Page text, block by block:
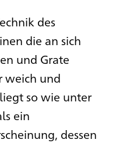
des
die an sich
und Grate
weich und
so wie unter
ein
dessen